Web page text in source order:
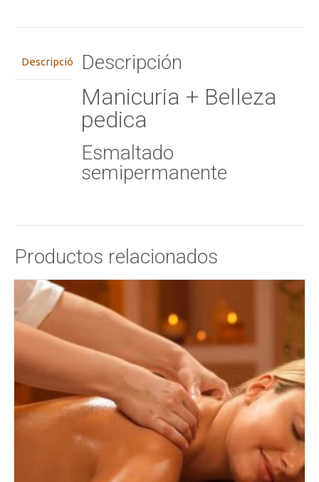
Descripción Descripción
Manicuria + Belleza
pedica
Esmaltado
semipermanente
Productos relacionados